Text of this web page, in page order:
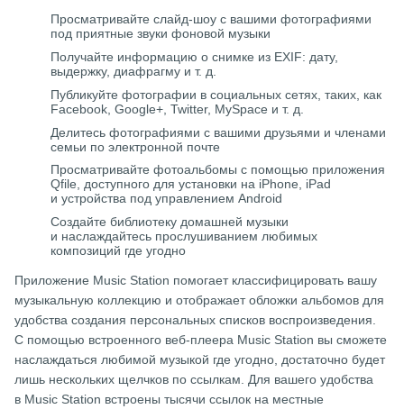
Просматривайте слайд-шоу с вашими фотографиями
под приятные звуки фоновой музыки
Получайте информацию о снимке из EXIF: дату,
выдержку, диафрагму и т. д.
Публикуйте фотографии в социальных сетях, таких, как
Facebook, Google+, Twitter, MySpace и т. д.
Делитесь фотографиями с вашими друзьями и членами
семьи по электронной почте
Просматривайте фотоальбомы с помощью приложения
Qfile, доступного для установки на iPhone, iPad
и устройства под управлением Android
Создайте библиотеку домашней музыки
и наслаждайтесь прослушиванием любимых
композиций где угодно
Приложение Music Station помогает классифицировать вашу
музыкальную коллекцию и отображает обложки альбомов для
удобства создания персональных списков воспроизведения.
С помощью встроенного веб-плеера Music Station вы сможете
наслаждаться любимой музыкой где угодно, достаточно будет
лишь нескольких щелчков по ссылкам. Для вашего удобства
в Music Station встроены тысячи ссылок на местные